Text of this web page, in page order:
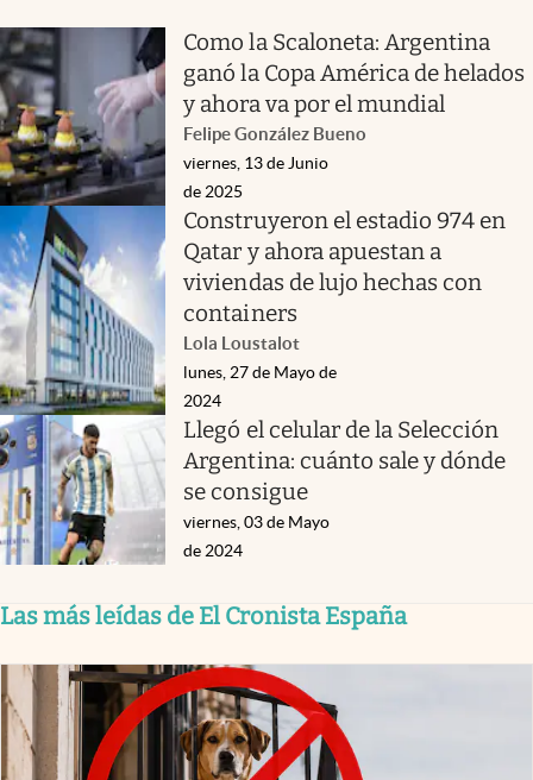
Como la Scaloneta: Argentina
ganó la Copa América de helados
y ahora va por el mundial
Felipe González Bueno
viernes, 13 de Junio
de 2025
Construyeron el estadio 974 en
Qatar y ahora apuestan a
viviendas de lujo hechas con
containers
Lola Loustalot
lunes, 27 de Mayo de
2024
Llegó el celular de la Selección
Argentina: cuánto sale y dónde
se consigue
viernes, 03 de Mayo
de 2024
Las más leídas de El Cronista España